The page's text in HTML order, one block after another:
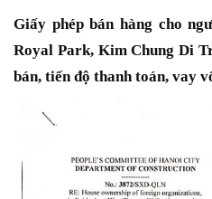
Giấy phép bán hàng cho
Royal Park, Kim Chung Di
bán, tiến độ thanh toán, vay